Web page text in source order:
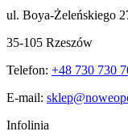
ul. Boya-Żeleńskiego
35-105 Rzeszów
Telefon: +48 730 730
E-mail:
Infolinia